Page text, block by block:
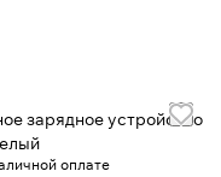
зарядное устройство
оплате